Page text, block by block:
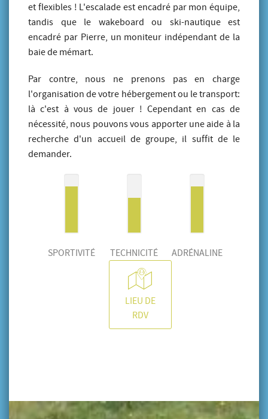
et flexibles ! L'escalade est encadré par mon équipe,
tandis que le wakeboard ou ski-nautique est
encadré par Pierre, un moniteur indépendant de la
baie de mémart.
Par contre, nous ne prenons pas en charge
l'organisation de votre hébergement ou le transport:
là c'est à vous de jouer ! Cependant en cas de
nécessité, nous pouvons vous apporter une aide à la
recherche d'un accueil de groupe, il suffit de le
demander.
SPORTIVITÉ TECHNICITÉ ADRÉNALINE
LIEU DE
RDV